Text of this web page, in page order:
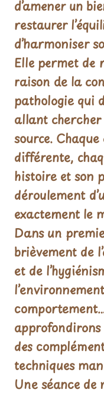
d’amener un
restaurer
d’harmoniser
Elle permet de
raison de la
pathologie qui
allant
source.
différente,
histoire et son
déroulement
exactement le
Dans un
brièvement de
et de
des
techniques
Une séance